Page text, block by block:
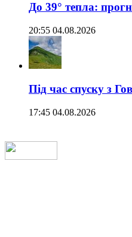
До 39° тепла:
20:55 04.08.2026
Під час спуску з
17:45 04.08.2026